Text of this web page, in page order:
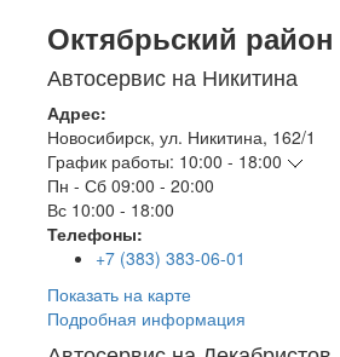
Октябрьский район
Автосервис на Никитина
Адрес:
Новосибирск, ул. Никитина, 162/1
График работы: 10:00 - 18:00
Пн - Сб 09:00 - 20:00
Вс 10:00 - 18:00
Телефоны:
+7 (383) 383-06-01
Показать на карте
Подробная информация